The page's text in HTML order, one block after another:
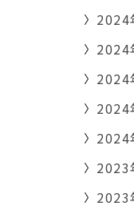
2024
2024
2024
2024
2024
2023
2023